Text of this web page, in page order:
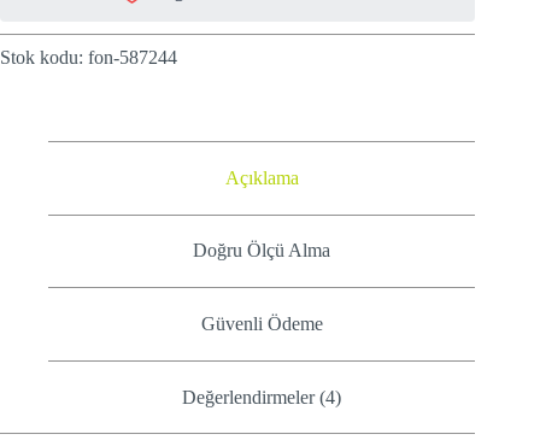
Stok kodu: fon-587244
Açıklama
Doğru Ölçü Alma
Güvenli Ödeme
Değerlendirmeler (4)